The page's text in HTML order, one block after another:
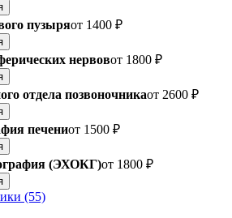
пузыряот 1400 ₽
нервовот 1800 ₽
отдела позвоночникаот 2600 ₽
печениот 1500 ₽
(ЭХОКГ)от 1800 ₽
(55)